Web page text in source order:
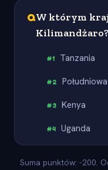
QW którym
Kilimandżaro?
#1 Tanzania
#2
#3 Kenya
#4 Uganda
Suma punktów: -200.